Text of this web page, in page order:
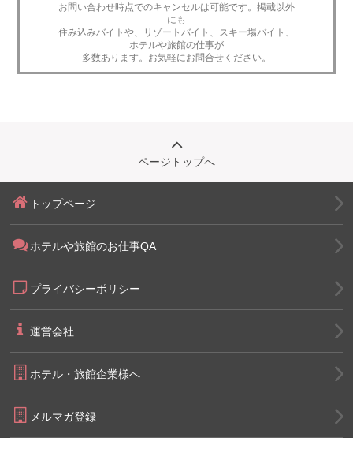
お問い合わせ時点でのキャンセルは可能です。掲載以外
にも
住み込みバイト や、 リゾートバイト スキー場バイト
ホテルや旅館の仕事が
多数あります。お気軽にお問合せください。
ページトップへ
トップページ
ホテルや旅館のお仕事QA
プライバシーポリシー
運営会社
ホテル・旅館企業様へ
メルマガ登録